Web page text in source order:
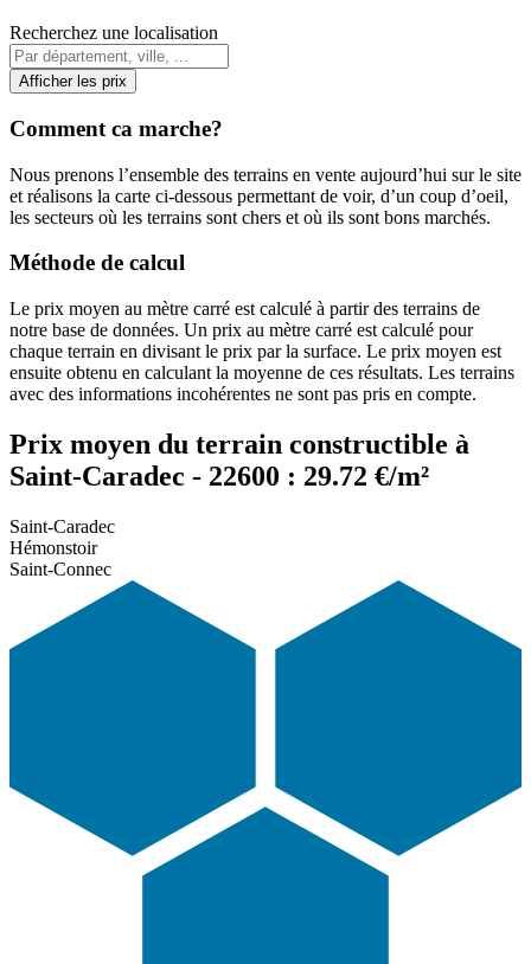
Recherchez une localisation
Afficher les prix
Comment ca marche?
Nous prenons l’ensemble des terrains en vente aujourd’hui sur le site
et réalisons la carte ci-dessous permettant de voir, d’un coup d’oeil,
les secteurs où les terrains sont chers et où ils sont bons marchés.
Méthode de calcul
Le prix moyen au mètre carré est calculé à partir des terrains de
notre base de données. Un prix au mètre carré est calculé pour
chaque terrain en divisant le prix par la surface. Le prix moyen est
ensuite obtenu en calculant la moyenne de ces résultats. Les terrains
avec des informations incohérentes ne sont pas pris en compte.
Prix moyen du terrain constructible à
Saint-Caradec - 22600 : 29.72 €/m²
Saint-Caradec
Hémonstoir
Saint-Connec